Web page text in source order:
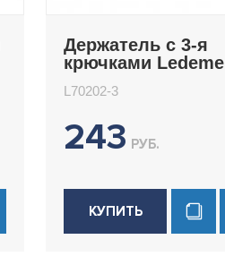
Держатель с 3-я
крючками Ledeme
L70202-3
243 РУБ.
КУПИТЬ